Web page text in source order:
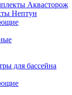
Аквасторож
Нептун
для бассейна